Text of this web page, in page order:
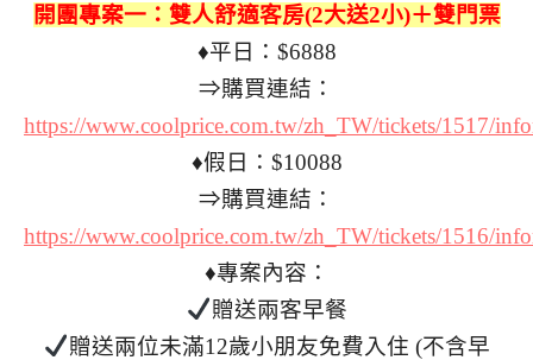
開團專案一：雙人舒適客房(2大送2小)＋雙門票
♦平日：$6888
⇒購買連結：
https://www.coolprice.com.tw/zh_TW/tickets/1517/
♦假日：$10088
⇒購買連結：
https://www.coolprice.com.tw/zh_TW/tickets/1516/
♦專案內容：
贈送兩客早餐
贈送兩位未滿12歲小朋友免費入住 (不含早